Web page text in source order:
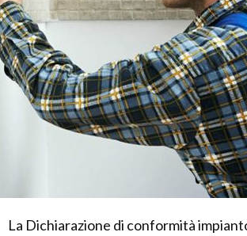
La Dichiarazione di conformità